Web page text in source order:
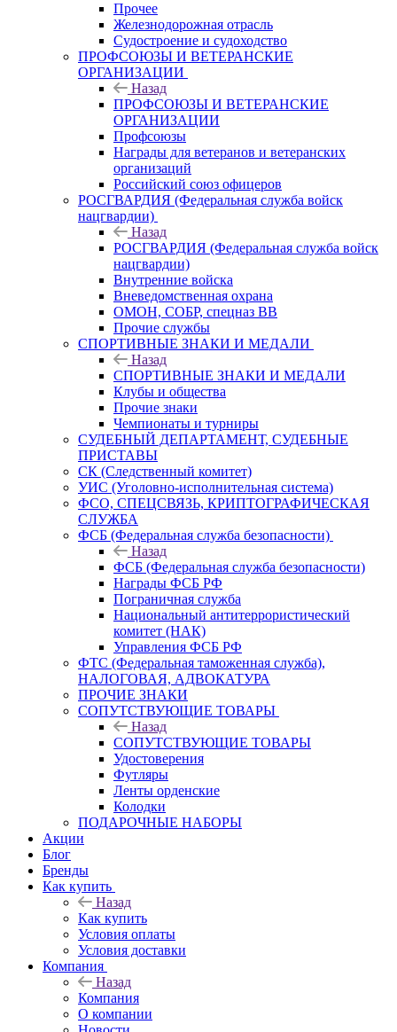
Прочее
Железнодорожная отрасль
Судостроение и судоходство
ПРОФСОЮЗЫ И ВЕТЕРАНСКИЕ
ОРГАНИЗАЦИИ
Назад
ПРОФСОЮЗЫ И ВЕТЕРАНСКИЕ
ОРГАНИЗАЦИИ
Профсоюзы
Награды для ветеранов и ветеранских
организаций
Российский союз офицеров
РОСГВАРДИЯ (Федеральная служба войск
нацгвардии)
Назад
РОСГВАРДИЯ (Федеральная служба войск
нацгвардии)
Внутренние войска
Вневедомственная охрана
ОМОН, СОБР, спецназ ВВ
Прочие службы
СПОРТИВНЫЕ ЗНАКИ И МЕДАЛИ
Назад
СПОРТИВНЫЕ ЗНАКИ И МЕДАЛИ
Клубы и общества
Прочие знаки
Чемпионаты и турниры
СУДЕБНЫЙ ДЕПАРТАМЕНТ, СУДЕБНЫЕ
ПРИСТАВЫ
СК (Следственный комитет)
УИС (Уголовно-исполнительная система)
ФСО, СПЕЦСВЯЗЬ, КРИПТОГРАФИЧЕСКАЯ
СЛУЖБА
ФСБ (Федеральная служба безопасности)
Назад
ФСБ (Федеральная служба безопасности)
Награды ФСБ РФ
Пограничная служба
Национальный антитеррористический
комитет (НАК)
Управления ФСБ РФ
ФТС (Федеральная таможенная служба),
НАЛОГОВАЯ, АДВОКАТУРА
ПРОЧИЕ ЗНАКИ
СОПУТСТВУЮЩИЕ ТОВАРЫ
Назад
СОПУТСТВУЮЩИЕ ТОВАРЫ
Удостоверения
Футляры
Ленты орденские
Колодки
ПОДАРОЧНЫЕ НАБОРЫ
Акции
Блог
Бренды
Как купить
Назад
Как купить
Условия оплаты
Условия доставки
Компания
Назад
Компания
О компании